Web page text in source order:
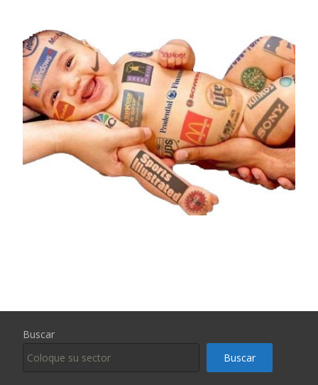
Buscar
Buscar